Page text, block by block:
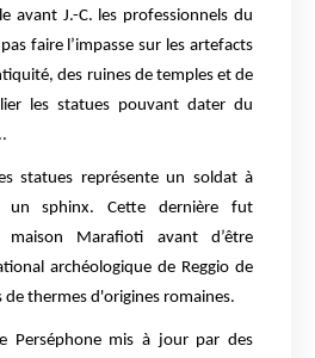
avant J.-C. les professionnels du
faire l’impasse sur les artefacts
des ruines de temples et de
les statues pouvant dater du
statues représente un soldat à
un sphinx. Cette dernière fut
Marafioti avant d’être
archéologique de Reggio de
de thermes d'origines romaines.
Perséphone mis à jour par des